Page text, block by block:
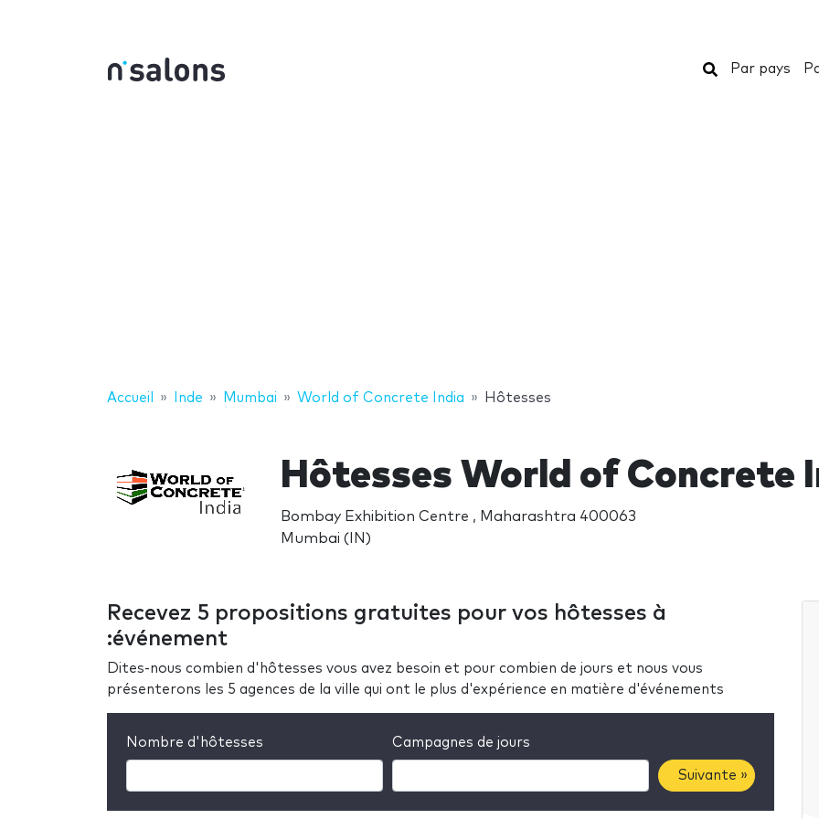
Rechercher
Par pays
Accueil Inde Mumbai World of Concrete India Hôtesses
Hôtesses World of Concrete
Bombay Exhibition Centre , Maharashtra 400063
Mumbai (IN)
Recevez 5 propositions gratuites pour vos hôtesses à
:événement
Dites-nous combien d'hôtesses vous avez besoin et pour combien de jours et nous vous
présenterons les 5 agences de la ville qui ont le plus d'expérience en matière d'événements
Nombre d'hôtesses Campagnes de jours
Suivante »